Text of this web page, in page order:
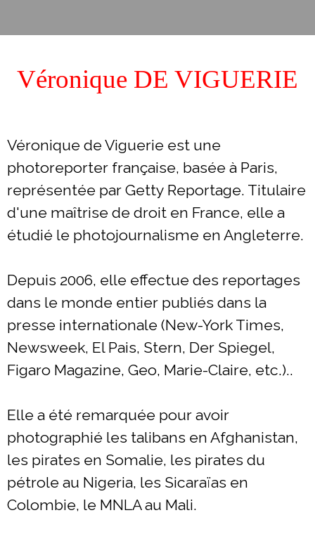
Véronique DE VIGUERIE
Véronique de Viguerie est une
photoreporter française, basée à Paris,
représentée par Getty Reportage. Titulaire
d'une maîtrise de droit en France, elle a
étudié le photojournalisme en Angleterre.
Depuis 2006, elle effectue des reportages
dans le monde entier publiés dans la
presse internationale (New-York Times,
Newsweek, El Pais, Stern, Der Spiegel,
Figaro Magazine, Geo, Marie-Claire, etc.)..
Elle a été remarquée pour avoir
photographié les talibans en Afghanistan,
les pirates en Somalie, les pirates du
pétrole au Nigeria, les Sicaraïas en
Colombie, le MNLA au Mali.